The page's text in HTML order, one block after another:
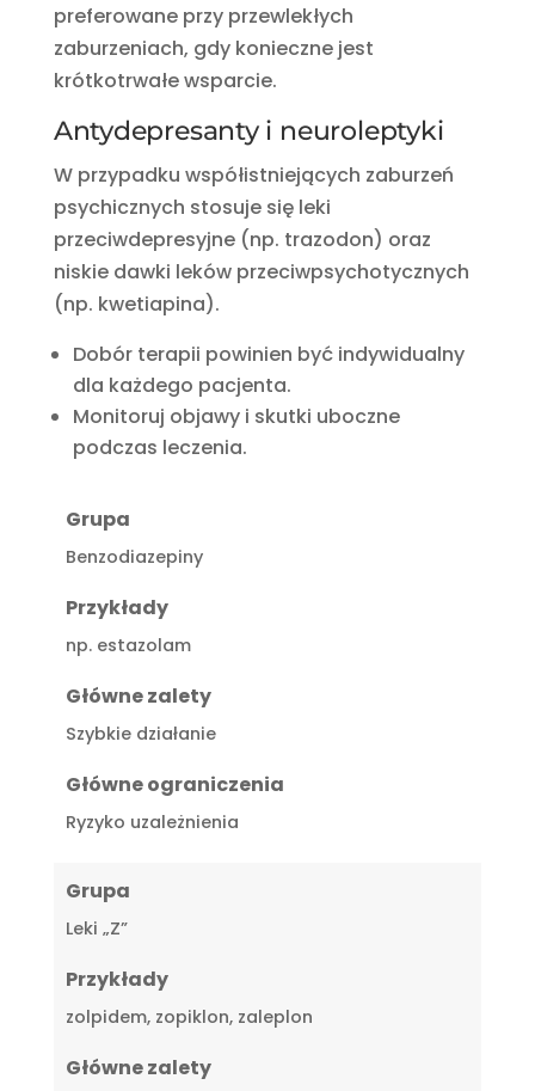
preferowane przy przewlekłych
zaburzeniach, gdy konieczne jest
krótkotrwałe wsparcie.
Antydepresanty i neuroleptyki
W przypadku współistniejących zaburzeń
psychicznych stosuje się leki
przeciwdepresyjne (np. trazodon) oraz
niskie dawki leków przeciwpsychotycznych
(np. kwetiapina).
Dobór terapii powinien być indywidualny
dla każdego pacjenta.
Monitoruj objawy i skutki uboczne
podczas leczenia.
Grupa
Benzodiazepiny
Przykłady
np. estazolam
Główne zalety
Szybkie działanie
Główne ograniczenia
Ryzyko uzależnienia
Grupa
Leki „Z”
Przykłady
zolpidem, zopiklon, zaleplon
Główne zalety